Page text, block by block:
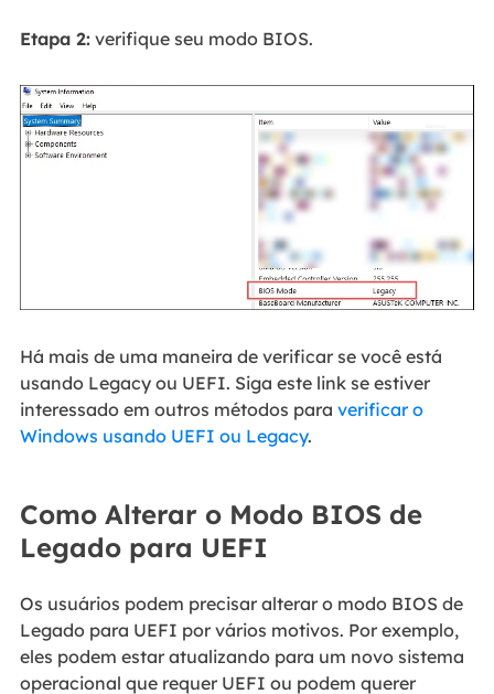
Etapa 2:verifique seu modo BIOS.
Há mais de uma maneira de verificar se você está
usando Legacy ou UEFI. Siga este link se estiver
interessado em outros métodos para verificar o
Windows usando UEFI ou Legacy.
Como Alterar o Modo BIOS de
Legado para UEFI
Os usuários podem precisar alterar o modo BIOS de
Legado para UEFI por vários motivos. Por exemplo,
eles podem estar atualizando para um novo sistema
operacional que requer UEFI ou podem querer